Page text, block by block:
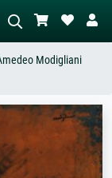
die Szene – z.B. Grüne
mit viel Rot, Dunkles
Akt neben einem
Baum.
Modigliani